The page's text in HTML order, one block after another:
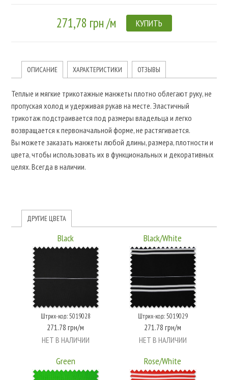
271,78 грн /м КУПИТЬ
ОПИСАНИЕ ХАРАКТЕРИСТИКИ ОТЗЫВЫ
Теплые и мягкие трикотажные манжеты плотно облегают руку, не
пропуская холод и удерживая рукав на месте. Эластичный
трикотаж подстраивается под размеры владельца и легко
возвращается к первоначальной форме, не растягивается.
Вы можете заказать манжеты любой длины, размера, плотности и
цвета, чтобы использовать их в функциональных и декоративных
целях. Всегда в наличии.
ДРУГИЕ ЦВЕТА
Black
Штрих-код: 5019028
271.78 грн/м
НЕТ В НАЛИЧИИ
Black/White
Штрих-код: 5019029
271.78 грн/м
НЕТ В НАЛИЧИИ
Green Rose/White